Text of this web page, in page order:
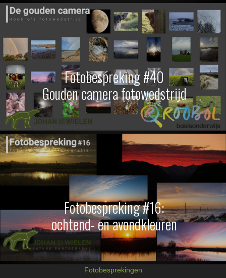
Fotobespreking #40
Gouden camera fotowedstrijd
Fotobespreking #16:
ochtend- en avondkleuren
Fotobesprekingen